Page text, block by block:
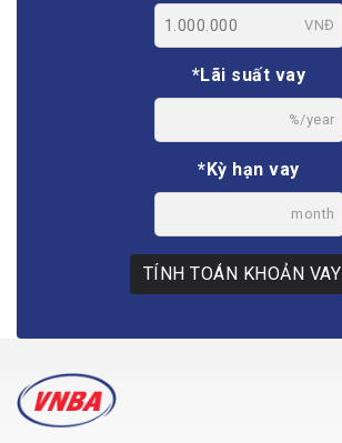
VNĐ
*Lãi suất vay
%/year
*Kỳ hạn vay
month
TÍNH TOÁN KHOẢN VAY